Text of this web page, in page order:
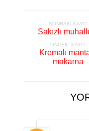
SONRAKI KAYIT
Sakızlı
ÖNCEKI KAYIT
Kremalı
makarna